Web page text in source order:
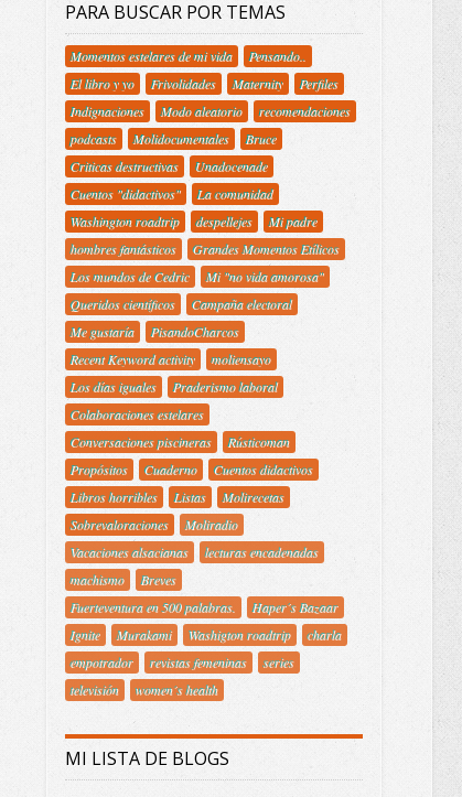
PARA BUSCAR POR TEMAS
Momentos estelares de mi vida
Pensando..
El libro y yo
Frivolidades Maternity
Perfiles
Indignaciones
Modo aleatorio
recomendaciones
podcasts
Molidocumentales
Bruce
Criticas destructivas
Unadocenade
Cuentos "didactivos"
La comunidad
Washington roadtrip
despellejes
Mi padre
hombres fantásticos
Grandes Momentos Etílicos
Los mundos de Cedric
Mi "no vida amorosa"
Queridos científicos
Campaña electoral
Me gustaría
PisandoCharcos
Recent Keyword activity
moliensayo
Los días iguales
Praderismo laboral
Colaboraciones estelares
Conversaciones piscineras
Rústicoman
Propósitos
Cuaderno
Cuentos didactivos
Libros horribles
Listas
Molirecetas
Sobrevaloraciones
Moliradio
Vacaciones alsacianas
lecturas encadenadas
machismo
Breves
Fuerteventura en 500 palabras.
Haper´s Bazaar
Ignite
Murakami Washigton roadtrip
charla
empotrador
revistas femeninas
series
televisión
women´s health
MI LISTA DE BLOGS